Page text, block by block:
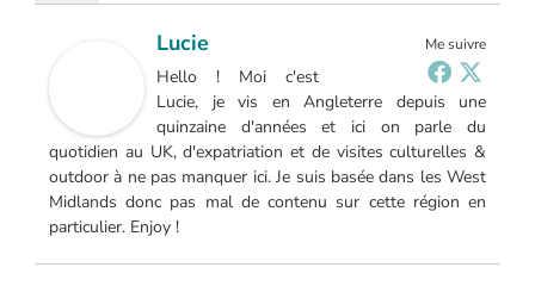
Me suivre
Lucie
Hello ! Moi c'est
Lucie, je vis en Angleterre depuis une
quinzaine d'années et ici on parle du
quotidien au UK, d'expatriation et de visites culturelles &
outdoor à ne pas manquer ici. Je suis basée dans les West
Midlands donc pas mal de contenu sur cette région en
particulier. Enjoy !